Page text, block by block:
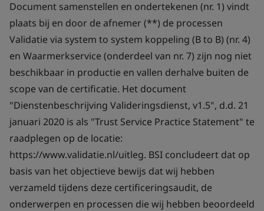
Document samenstellen en ondertekenen (nr. 1) vindt
plaats bij en door de afnemer (**) de processen
Validatie via system to system koppeling (B to B) (nr. 4)
en Waarmerkservice (onderdeel van nr. 7) zijn nog niet
beschikbaar in productie en vallen derhalve buiten de
scope van de certificatie. Het document
"Dienstenbeschrijving Valideringsdienst, v1.5", d.d. 21
januari 2020 is als "Trust Service Practice Statement" te
raadplegen op de locatie:
https://www.validatie.nl/uitleg. BSI concludeert dat op
basis van het objectieve bewijs dat wij hebben
verzameld tijdens deze certificeringsaudit, de
onderwerpen en processen die wij hebben beoordeeld